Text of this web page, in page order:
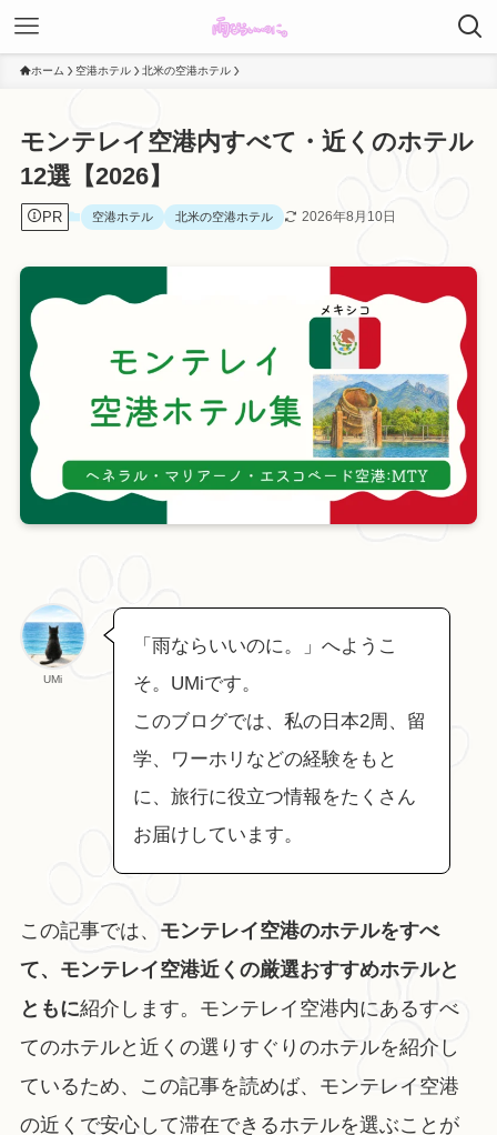
ホーム 空港ホテル 北米の空港ホテル
モンテレイ空港内すべて・近くのホテル
12選【2026】
PR 空港ホテル 北米の空港ホテル 2026年8月10日
UMi
「雨ならいいのに。」へようこ
そ。UMiです。
このブログでは、私の日本2周、留
学、ワーホリなどの経験をもと
に、旅行に役立つ情報をたくさん
お届けしています。
この記事では、 モンテレイ空港のホテルをすべ
て、モンテレイ空港近くの厳選おすすめホテルと
ともに紹介します。モンテレイ空港内にあるすべ
てのホテルと近くの選りすぐりのホテルを紹介し
ているため、この記事を読めば、モンテレイ空港
の近くで安心して滞在できるホテルを選ぶことが